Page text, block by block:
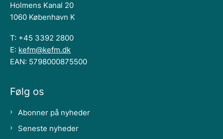
Holmens Kanal 20
1060 København K
T: +45 3392 2800
E: kefm@kefm.dk
EAN: 5798000875500
Følg os
Abonner på nyheder
Seneste nyheder